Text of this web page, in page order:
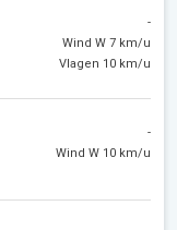
-
Wind W 7 km/u
Vlagen 10 km/u
-
Wind W 10 km/u